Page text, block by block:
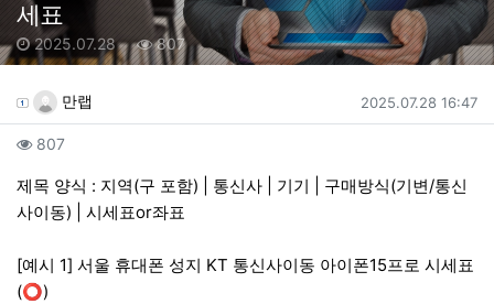
세표
작성일
2025.07.28조회수807
작성자 정보
만랩 작성일
2025.07.28 16:47
컨텐츠 정보
807조회
본문
제목 양식 : 지역(구 포함) | 통신사 | 기기 | 구매방식(기변/통신
사이동) | 시세표or좌표
[예시 1] 서울 휴대폰 성지 KT 통신사이동 아이폰15프로 시세표
(⭕)